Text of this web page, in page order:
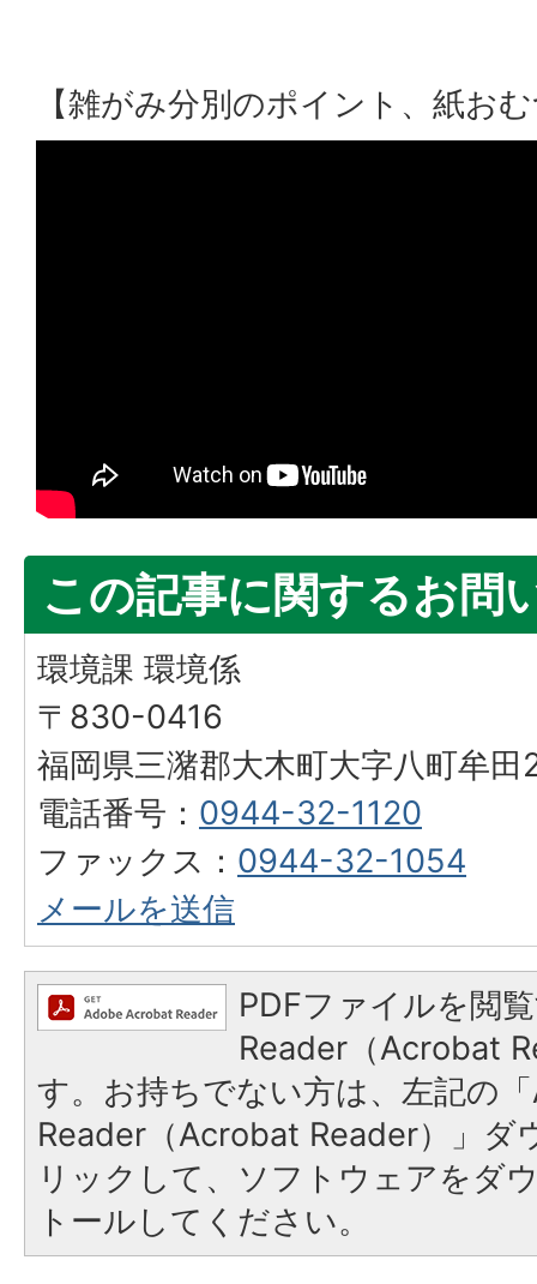
【雑がみ分別のポイント、紙お
この記事に関するお問
環境課 環境係
〒830-0416
福岡県三潴郡大木町大字八町牟
電話番号： 0944-32-1120
ファックス： 0944-32-1054
メールを送信
PDFファイルを閲
Reader（Acrobat
す。お持ちでない方は、左記の
Reader（Acrobat Reader）」ダ
リックして、ソフトウェアをダ
トールしてください。